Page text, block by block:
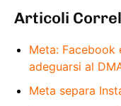
Articoli
Meta: Facebook
adeguarsi al
Meta separa